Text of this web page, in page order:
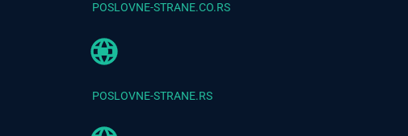
POSLOVNE-STRANE.CO.RS
POSLOVNE-STRANE.RS